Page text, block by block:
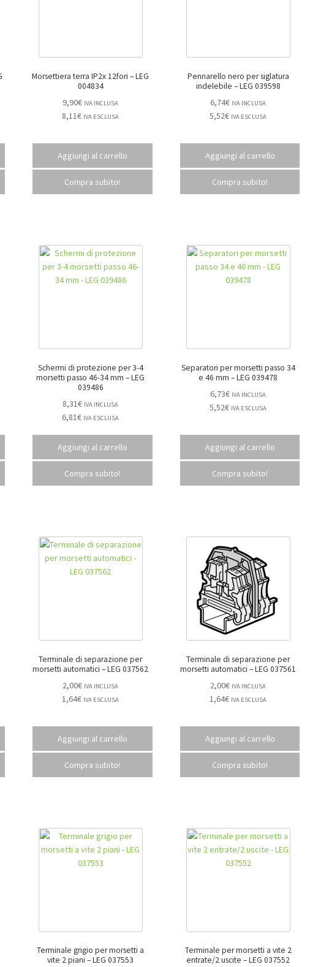
Morsettiera terra IP2x 12fori – LEG
004834
9,90€ IVA INCLUSA
8,11€ IVA ESCLUSA
Aggiungi al carrello
Compra subito!
Pennarello nero per siglatura
indelebile – LEG 039598
6,74€ IVA INCLUSA
5,52€ IVA ESCLUSA
Aggiungi al carrello
Compra subito!
Schermi di protezione per 3-4
morsetti passo 46-34 mm – LEG
039486
8,31€ IVA INCLUSA
6,81€ IVA ESCLUSA
Aggiungi al carrello
Compra subito!
Separatori per morsetti passo 34
e 46 mm – LEG 039478
6,73€ IVA INCLUSA
5,52€ IVA ESCLUSA
Aggiungi al carrello
Compra subito!
Terminale di separazione per
morsetti automatici – LEG 037562
2,00€ IVA INCLUSA
1,64€ IVA ESCLUSA
Aggiungi al carrello
Compra subito!
Terminale di separazione per
morsetti automatici – LEG 037561
2,00€ IVA INCLUSA
1,64€ IVA ESCLUSA
Aggiungi al carrello
Compra subito!
Terminale grigio per morsetti a
vite 2 piani – LEG 037553
Terminale per morsetti a vite 2
entrate/2 uscite – LEG 037552